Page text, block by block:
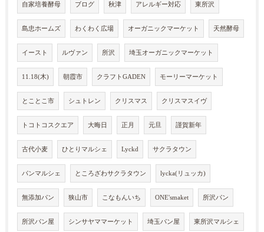
自家培養酵母 ブログ 秋津 アレルギー対応 東所沢
島忠ホームズ わくわく広場 オーガニックマーケット 天然酵母
イースト ルヴァン 所沢 埼玉オーガニックマーケット
11.18(木) 朝霞市 クラフトGADEN モーリーマーケット
とことこ市 シュトレン クリスマス クリスマスイヴ
トコトコスクエア 大晦日 正月 元旦 謹賀新年
古代小麦 ひとりマルシェ Lyckd サクラタウン
パンマルシェ ところざわサクラタウン lycka(リュッカ)
無添加パン 狭山市 こなもんいち ONE'smaket 所沢パン
所沢パン屋 シンサヤママーケット 埼玉パン屋 東所沢マルシェ